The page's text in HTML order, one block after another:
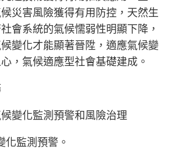
候災害風險獲得有用防控，天然生
會系統的氣候懦弱性明顯下降，
變化才能顯著晉陞，適應氣候變
，氣候適應型社會基礎建成。
候變化監測預警和風險治理
化監測預警。